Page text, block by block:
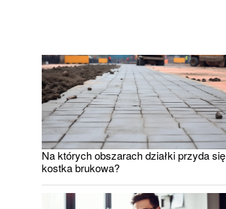
Na których obszarach działki przyda się
kostka brukowa?